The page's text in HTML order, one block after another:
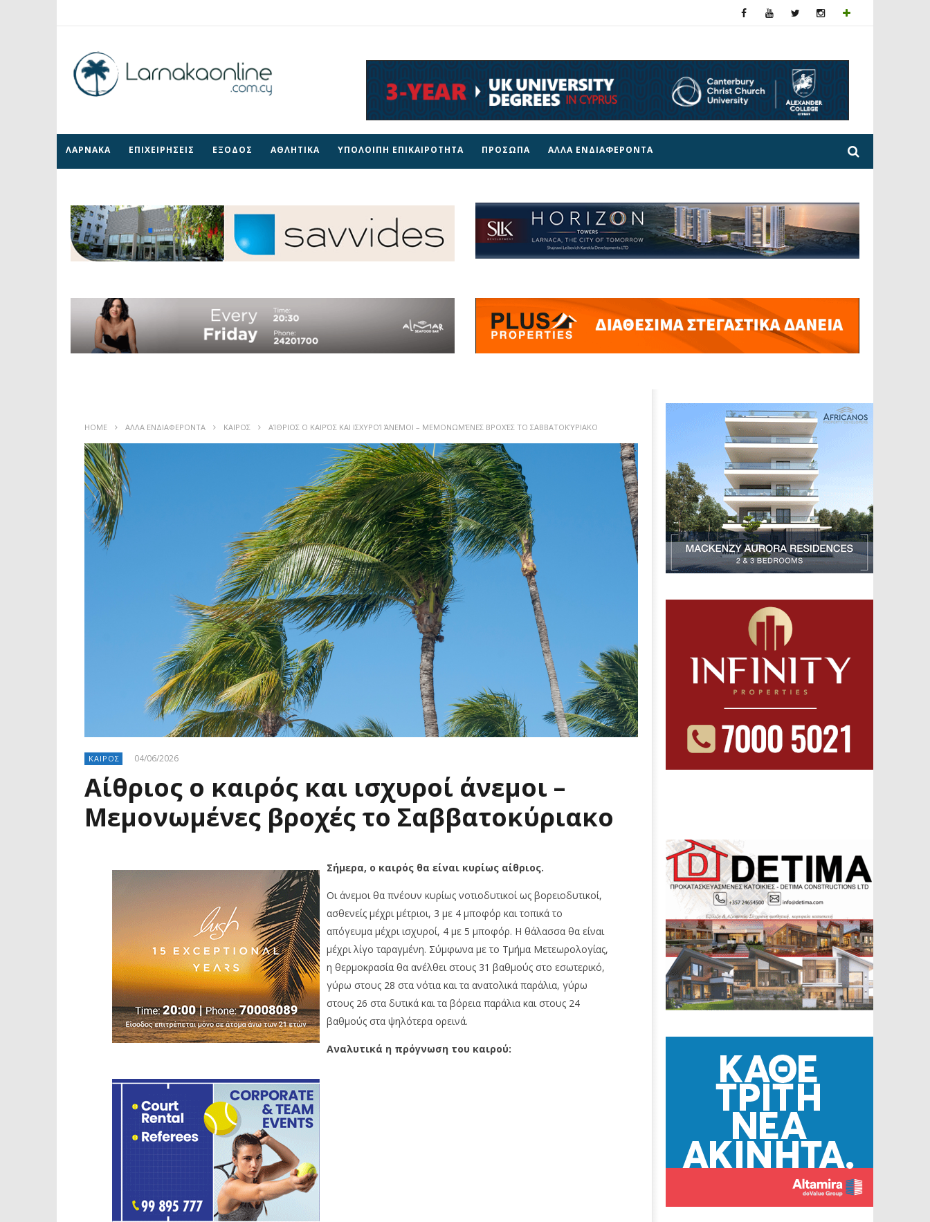
ΛΑΡΝΑΚΑ ΕΠΙΧΕΙΡΗΣΕΙΣ ΕΞΟΔΟΣ ΑΘΛΗΤΙΚΑ ΥΠΟΛΟΙΠΗ ΕΠΙΚΑΙΡΟΤΗΤΑ ΠΡΟΣΩΠΑ ΑΛΛΑ ΕΝΔΙΑΦΕΡΟΝΤΑ
HOME ΑΛΛΑ ΕΝΔΙΑΦΕΡΟΝΤΑ ΚΑΙΡΟΣ ΑΊΘΡΙΟΣ Ο ΚΑΙΡΌΣ ΚΑΙ ΙΣΧΥΡΟΊ ΆΝΕΜΟΙ – ΜΕΜΟΝΩΜΈΝΕΣ ΒΡΟΧΈΣ ΤΟ ΣΑΒΒΑΤΟΚΎΡΙΑΚΟ
ΚΑΙΡΟΣ 04/06/2026
Αίθριος ο καιρός και ισχυροί άνεμοι –
Μεμονωμένες βροχές το Σαββατοκύριακο
Σήμερα, ο καιρός θα είναι κυρίως αίθριος.
Οι άνεμοι θα πνέουν κυρίως νοτιοδυτικοί ως βορειοδυτικοί,
ασθενείς μέχρι μέτριοι, 3 με 4 μποφόρ και τοπικά το
απόγευμα μέχρι ισχυροί, 4 με 5 μποφόρ. Η θάλασσα θα είναι
μέχρι λίγο ταραγμένη. Σύμφωνα με το Τμήμα Μετεωρολογίας,
η θερμοκρασία θα ανέλθει στους 31 βαθμούς στο εσωτερικό,
γύρω στους 28 στα νότια και τα ανατολικά παράλια, γύρω
στους 26 στα δυτικά και τα βόρεια παράλια και στους 24
βαθμούς στα ψηλότερα ορεινά.
Αναλυτικά η πρόγνωση του καιρού: